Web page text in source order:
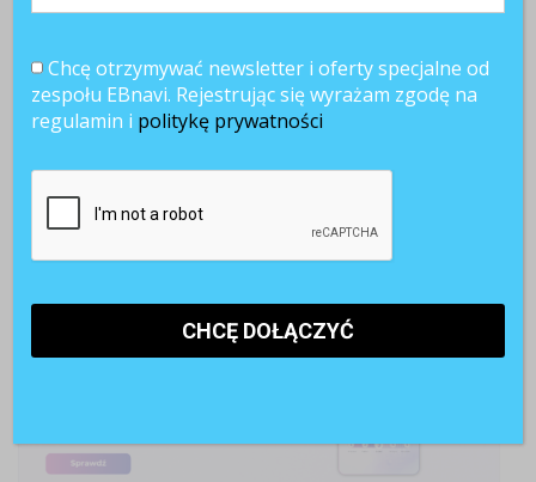
Chcę otrzymywać newsletter i oferty specjalne od
zespołu EBnavi. Rejestrując się wyrażam zgodę na
regulamin i politykę prywatności